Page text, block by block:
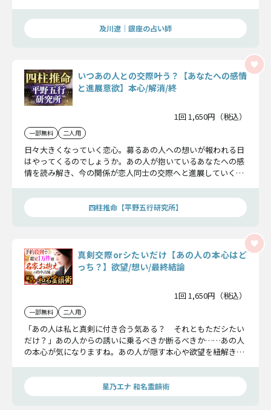
す。
及川遼｜銀座の占い師
いつあの人との交際叶う？【あなたへの感情
と進展意欲】本心/解消/終
1回 1,650円（税込）
一部無料 二人用
日々大きくなっていく恋心。募るあの人への想いが報われる日
はやってくるのでしょうか。あの人が抱いているあなたへの感
情を読み解き、今の関係が恋人同士の交際へと進展していくの
四柱推命【平野五行研究所】
真剣交際orシたいだけ【あの人の本心はど
っち？】欲望/想い/最終結論
1回 1,650円（税込）
一部無料 二人用
「あの人は私と真剣に付き合う気ある？ それともただシたい
だけ？」あの人からの誘いに乗るべきか断るべきか……あの人
の本心が気になりますね。あの人が隠す本心や欲望を紐解き、
星乃エナ 和名霊韻術